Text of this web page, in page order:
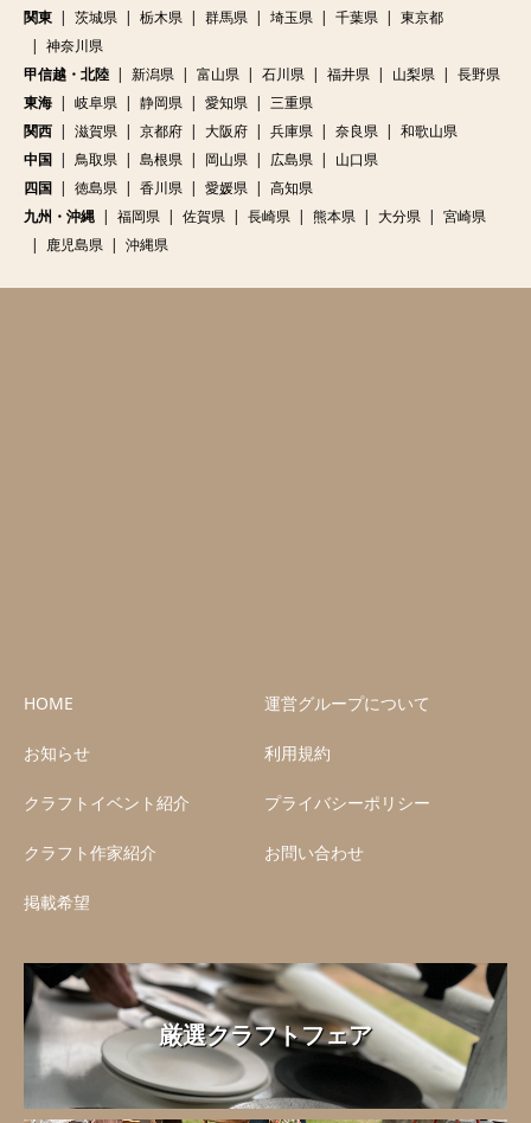
関東
茨城県 栃木県 群馬県 埼玉県 千葉県
東京都
神奈川県
甲信越・北陸
新潟県 富山県 石川県 福井県 山梨県
長野県
東海
岐阜県 静岡県 愛知県
三重県
関西
滋賀県 京都府 大阪府 兵庫県 奈良県
和歌山県
中国
鳥取県 島根県 岡山県 広島県
山口県
四国
徳島県 香川県 愛媛県
高知県
九州・沖縄
福岡県 佐賀県 長崎県 熊本県 大分県
宮崎県
鹿児島県
沖縄県
HOME
お知らせ
クラフトイベント紹介
クラフト作家紹介
掲載希望
運営グループについて
利用規約
プライバシーポリシー
お問い合わせ
厳選クラフトフェア